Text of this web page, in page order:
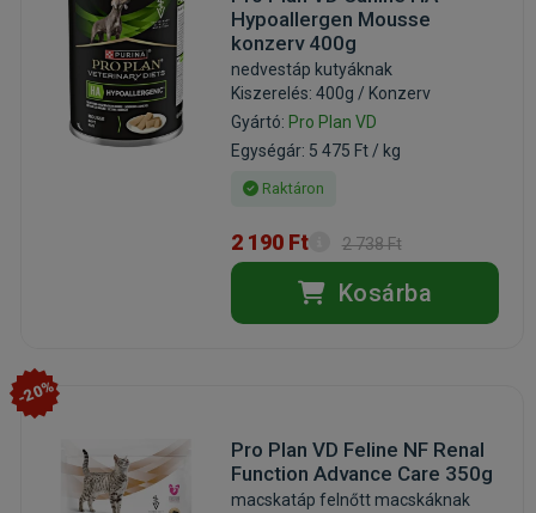
Hypoallergen Mousse
konzerv 400g
nedvestáp kutyáknak
Kiszerelés: 400g / Konzerv
Gyártó: Pro Plan VD
Egységár: 5 475 Ft / kg
Raktáron
2 190 Ft 2 738 Ft
Kosárba
-20%
Pro Plan VD Feline NF Renal
Function Advance Care 350g
macskatáp felnőtt macskáknak